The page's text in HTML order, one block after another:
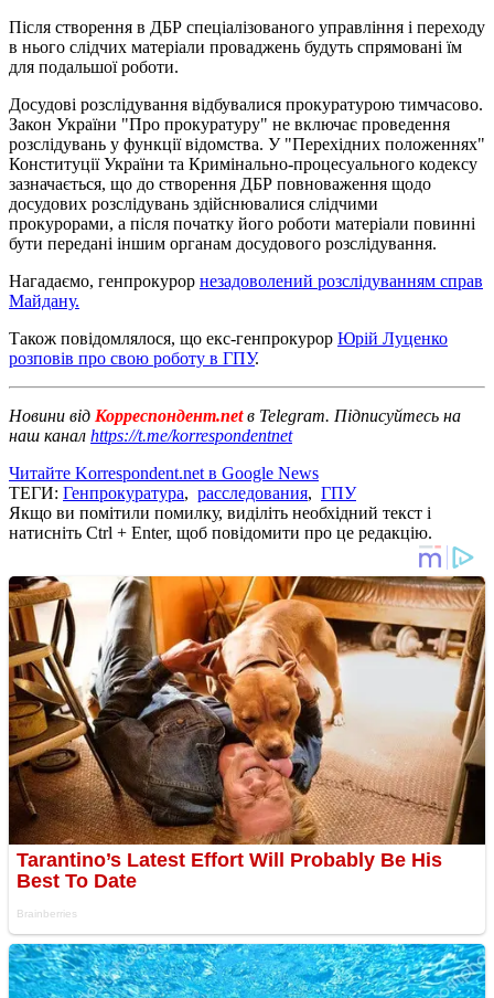
Після створення в ДБР спеціалізованого управління і переходу
в нього слідчих матеріали проваджень будуть спрямовані їм
для подальшої роботи.
Досудові розслідування відбувалися прокуратурою тимчасово.
Закон України "Про прокуратуру" не включає проведення
розслідувань у функції відомства. У "Перехідних положеннях"
Конституції України та Кримінально-процесуального кодексу
зазначається, що до створення ДБР повноваження щодо
досудових розслідувань здійснювалися слідчими
прокурорами, а після початку його роботи матеріали повинні
бути передані іншим органам досудового розслідування.
Нагадаємо, генпрокурор незадоволений розслідуванням справ
Майдану.
Також повідомлялося, що екс-генпрокурор Юрій Луценко
розповів про свою роботу в ГПУ.
Новини від Корреспондент.netв Telegram. Підписуйтесь на
наш канал https://t.me/korrespondentnet
Читайте Korrespondent.net в Google News
ТЕГИ: Генпрокуратура, расследования, ГПУ
Якщо ви помітили помилку, виділіть необхідний текст і
натисніть Ctrl + Enter, щоб повідомити про це редакцію.